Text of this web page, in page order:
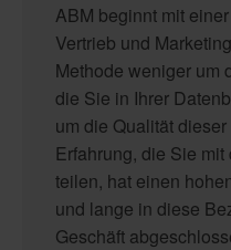
ABM beginnt mit
Vertrieb und
Methode weniger um
die Sie in Ihrer
um die Qualität
Erfahrung, die Sie
teilen, hat einen
und lange in diese
Geschäft